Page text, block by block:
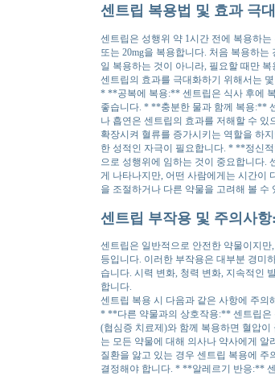
센트립 복용법 및 효과 극
센트립은 성행위 약 1시간 전에 복용하
또는 20mg을 복용합니다. 처음 복용하
일 복용하는 것이 아니라, 필요할 때만
센트립의 효과를 극대화하기 위해서는
* **공복에 복용:** 센트립은 식사 후에
좋습니다. * **충분한 물과 함께 복용:**
나 흡연은 센트립의 효과를 저해할 수
확장시켜 혈류를 증가시키는 역할을 하
한 성적인 자극이 필요합니다. * **정신
으로 성행위에 임하는 것이 중요합니다.
게 나타나지만, 어떤 사람에게는 시간이
을 조절하거나 다른 약물을 고려해 볼 수
센트립 부작용 및 주의사항
센트립은 일반적으로 안전한 약물이지
등입니다. 이러한 부작용은 대부분 경미
습니다. 시력 변화, 청력 변화, 지속적인
합니다.
센트립 복용 시 다음과 같은 사항에 주의
* **다른 약물과의 상호작용:** 센트립은
(협심증 치료제)와 함께 복용하면 혈압
는 모든 약물에 대해 의사나 약사에게
질환을 앓고 있는 경우 센트립 복용에
결정해야 합니다. * **알레르기 반응:**